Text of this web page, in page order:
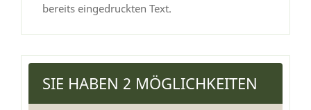
bereits eingedruckten Text.
SIE HABEN 2 MÖGLICHKEITEN